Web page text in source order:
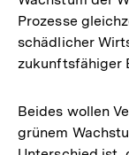
Prozesse
schädlicher
zukunftsfähiger
Beides wollen
grünem